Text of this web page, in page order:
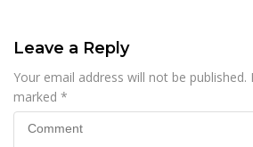
Leave a Reply
Your email address will not be published.
marked *